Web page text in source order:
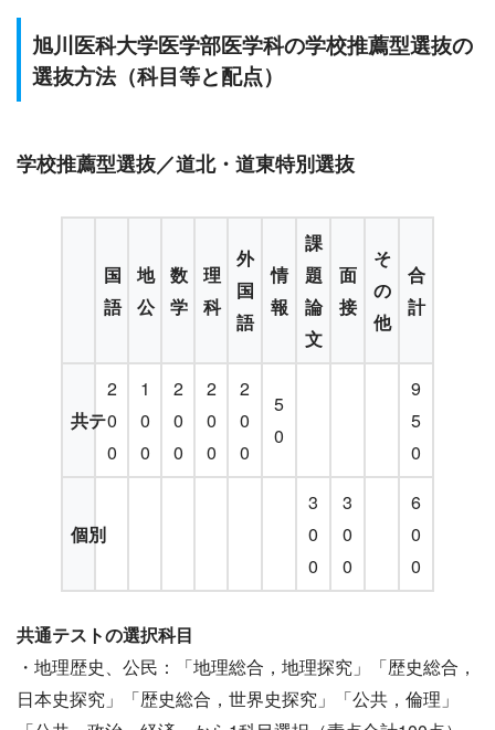
旭川医科大学医学部医学科の学校推薦型選抜の
選抜方法（科目等と配点）
学校推薦型選抜／道北・道東特別選抜
国
語
地
公
数
学
理
科
外
国
語
情
報
課
題
論
文
面
接
そ
の
他
合
計
共テ
2
0
0
1
0
0
2
0
0
2
0
0
2
0
0
5
0
9
5
0
個別
3
0
0
3
0
0
6
0
0
共通テストの選択科目
・地理歴史、公民：「地理総合，地理探究」「歴史総合，
日本史探究」「歴史総合，世界史探究」「公共，倫理」